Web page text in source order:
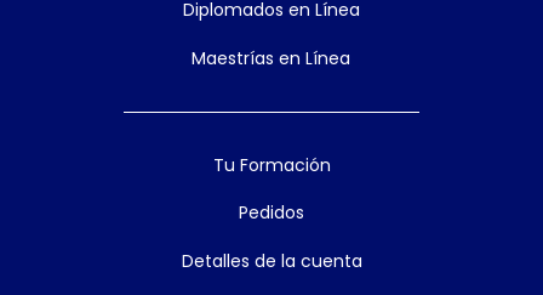
Diplomados en Línea
Maestrías en Línea
Tu Formación
Pedidos
Detalles de la cuenta